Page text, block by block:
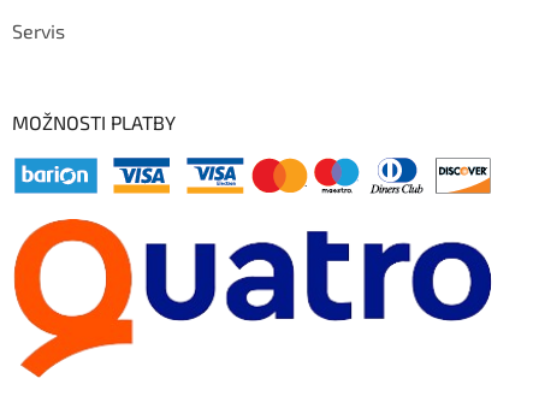
Servis
MOŽNOSTI PLATBY